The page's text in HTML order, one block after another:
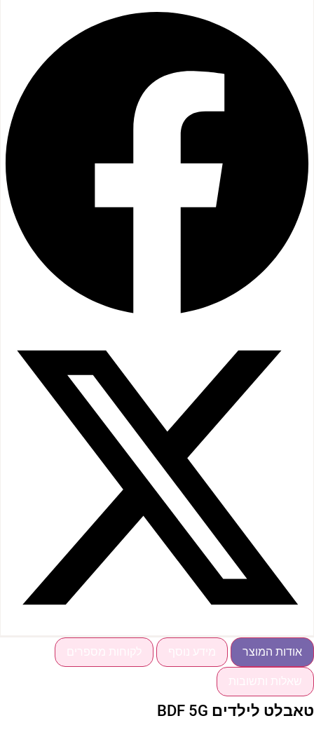
אודות המוצר מידע נוסף לקוחות מספרים
שאלות ותשובות
טאבלט לילדים BDF 5G